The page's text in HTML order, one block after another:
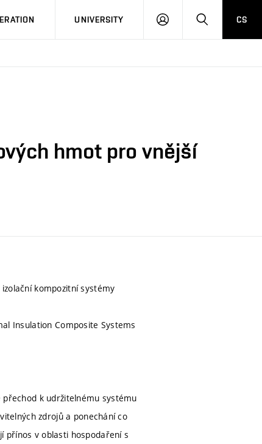
UNIVERSITY
LOG
SEARCHCS
hmot pro vnější
kompozitní systémy
Insulation Composite Systems
přechod k udržitelnému systému
zdrojů a ponechání co
přínos v oblasti hospodaření s